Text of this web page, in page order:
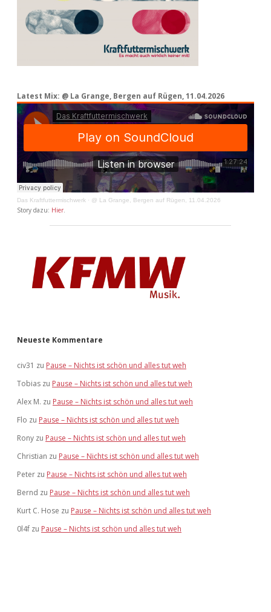
Latest Mix: @ La Grange, Bergen auf Rügen, 11.04.2026
Das Kraftfuttermischwerk · @ La Grange, Bergen auf Rügen, 11.04.2026
Story dazu: Hier
Neueste Kommentare
civ31 zu Pause – Nichts ist schön und alles tut weh
Tobias zu Pause – Nichts ist schön und alles tut weh
Alex M. zu Pause – Nichts ist schön und alles tut weh
Flo zu Pause – Nichts ist schön und alles tut weh
Rony zu Pause – Nichts ist schön und alles tut weh
Christian zu Pause – Nichts ist schön und alles tut weh
Peter zu Pause – Nichts ist schön und alles tut weh
Bernd zu Pause – Nichts ist schön und alles tut weh
Kurt C. Hose zu Pause – Nichts ist schön und alles tut weh
0l4f zu Pause – Nichts ist schön und alles tut weh